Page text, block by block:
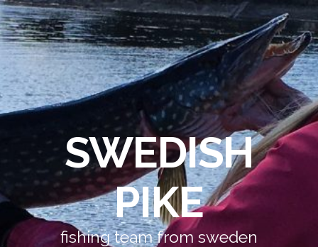
SWEDISH
PIKE
fishing team from sweden